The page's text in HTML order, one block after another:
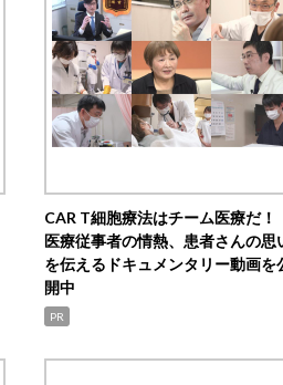
CAR T細胞療法はチーム医療だ！
医療従事者の情熱、患者さんの思
を伝えるドキュメンタリー動画を
開中
PR